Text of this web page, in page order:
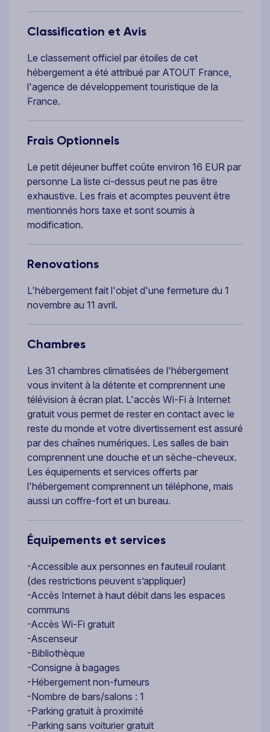
Classification et Avis
Le classement officiel par étoiles de cet
hébergement a été attribué par ATOUT France,
l'agence de développement touristique de la
France.
Frais Optionnels
Le petit déjeuner buffet coûte environ 16 EUR par
personne La liste ci-dessus peut ne pas être
exhaustive. Les frais et acomptes peuvent être
mentionnés hors taxe et sont soumis à
modification.
Renovations
L'hébergement fait l'objet d'une fermeture du 1
novembre au 11 avril.
Chambres
Les 31 chambres climatisées de l'hébergement
vous invitent à la détente et comprennent une
télévision à écran plat. L'accès Wi-Fi à Internet
gratuit vous permet de rester en contact avec le
reste du monde et votre divertissement est assuré
par des chaînes numériques. Les salles de bain
comprennent une douche et un sèche-cheveux.
Les équipements et services offerts par
l'hébergement comprennent un téléphone, mais
aussi un coffre-fort et un bureau.
Équipements et services
-Accessible aux personnes en fauteuil roulant
(des restrictions peuvent s’appliquer)
-Accès Internet à haut débit dans les espaces
communs
-Accès Wi-Fi gratuit
-Ascenseur
-Bibliothèque
-Consigne à bagages
-Hébergement non-fumeurs
-Nombre de bars/salons : 1
-Parking gratuit à proximité
-Parking sans voiturier gratuit